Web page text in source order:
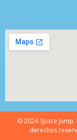
© 2024 Space
derechos